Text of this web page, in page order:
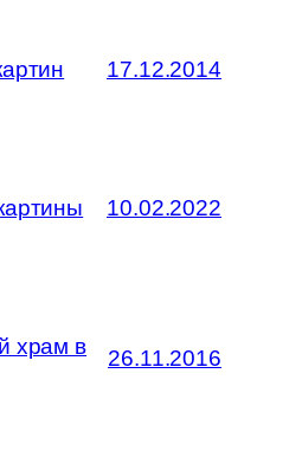
17.12.2014
10.02.2022
храм в
26.11.2016